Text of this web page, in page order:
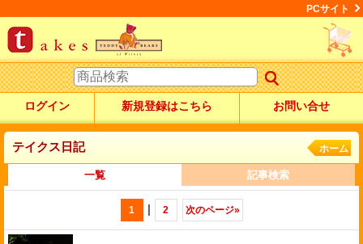
PCサイト
ログイン 新規登録はこちら お問い合せ
テイクス日記 ホーム
一覧 記事検索
1 | 2 次のページ»